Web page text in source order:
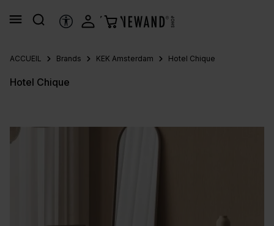
principal
OUTILS D’ACCESSIBILITÉ
ACCUEIL Brands KEK Amsterdam Hotel Chique
Hotel Chique